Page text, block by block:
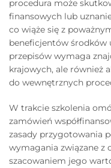
procedura może
finansowych lub
co wiąże się z
beneficjentów środków
przepisów wymaga
krajowych, ale również
do wewnętrznych
W trakcie szkolenia
zamówień
zasady przygotowania
wymagania związane z
szacowaniem jego